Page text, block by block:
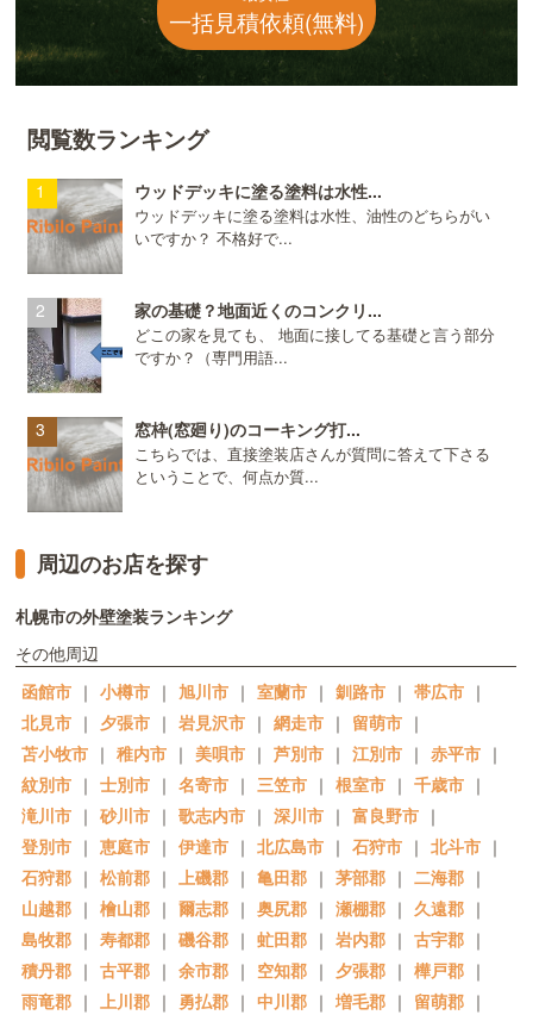
一括見積依頼(無料)
閲覧数ランキング
ウッドデッキに塗る塗料は水性...
ウッドデッキに塗る塗料は水性、油性のどちらがい
いですか？ 不格好で...
家の基礎？地面近くのコンクリ...
どこの家を見ても、 地面に接してる基礎と言う部分
ですか？（専門用語...
窓枠(窓廻り)のコーキング打...
こちらでは、直接塗装店さんが質問に答えて下さる
ということで、何点か質...
周辺のお店を探す
札幌市の外壁塗装ランキング
その他周辺
函館市 ｜ 小樽市 ｜ 旭川市 ｜ 室蘭市 ｜ 釧路市 ｜ 帯広市 ｜
北見市 ｜ 夕張市 ｜ 岩見沢市 ｜ 網走市 ｜ 留萌市 ｜
苫小牧市 ｜ 稚内市 ｜ 美唄市 ｜ 芦別市 ｜ 江別市 ｜ 赤平市 ｜
紋別市 ｜ 士別市 ｜ 名寄市 ｜ 三笠市 ｜ 根室市 ｜ 千歳市 ｜
滝川市 ｜ 砂川市 ｜ 歌志内市 ｜ 深川市 ｜ 富良野市 ｜
登別市 ｜ 恵庭市 ｜ 伊達市 ｜ 北広島市 ｜ 石狩市 ｜ 北斗市 ｜
石狩郡 ｜ 松前郡 ｜ 上磯郡 ｜ 亀田郡 ｜ 茅部郡 ｜ 二海郡 ｜
山越郡 ｜ 檜山郡 ｜ 爾志郡 ｜ 奥尻郡 ｜ 瀬棚郡 ｜ 久遠郡 ｜
島牧郡 ｜ 寿都郡 ｜ 磯谷郡 ｜ 虻田郡 ｜ 岩内郡 ｜ 古宇郡 ｜
積丹郡 ｜ 古平郡 ｜ 余市郡 ｜ 空知郡 ｜ 夕張郡 ｜ 樺戸郡 ｜
雨竜郡 ｜ 上川郡 ｜ 勇払郡 ｜ 中川郡 ｜ 増毛郡 ｜ 留萌郡 ｜